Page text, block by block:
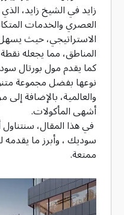
زايد في الشيخ زايد،
العصري والخدمات
الاستراتيجي، حيث
المناطق، مما يجعله نقطة
كما يقدم مول بورتال
نوعها بفضل مجموعة
والعالمية، بالإضافة
أشهى المأكولات.
في هذا المقال،
سوديك ، وأبرز ما
ممتعة.